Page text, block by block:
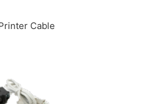
Cable